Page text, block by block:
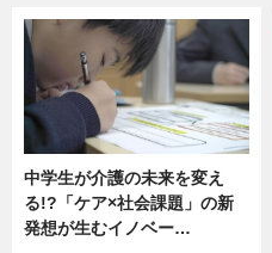
中学生が介護の未来を変え
る!?「ケア×社会課題」の新
発想が生むイノベー…